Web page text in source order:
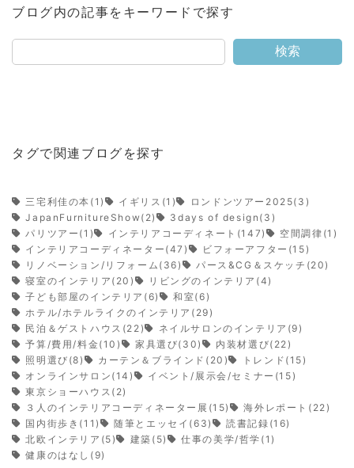
ブログ内の記事をキーワードで探す
検索
タグで関連ブログを探す
三宅利佳の本(1) イギリス(1)
ロンドンツアー2025(3)
JapanFurnitureShow(2)
3days of design(3)
パリツアー(1)
インテリアコーディネート(147)
空間調律(1)
インテリアコーディネーター(47)
ビフォーアフター(15)
リノベーション/リフォーム(36)
パース&CG＆スケッチ(20)
寝室のインテリア(20)
リビングのインテリア(4)
子ども部屋のインテリア(6)
和室(6)
ホテル/ホテルライクのインテリア(29)
民泊＆ゲストハウス(22)
ネイルサロンのインテリア(9)
予算/費用/料金(10)
家具選び(30)
内装材選び(22)
照明選び(8)
カーテン＆ブラインド(20)
トレンド(15)
オンラインサロン(14)
イベント/展示会/セミナー(15)
東京ショーハウス(2)
３人のインテリアコーディネーター展(15)
海外レポート(22)
国内街歩き(11)
随筆とエッセイ(63)
読書記録(16)
北欧インテリア(5)
建築(5)
仕事の美学/哲学(1)
健康のはなし(9)